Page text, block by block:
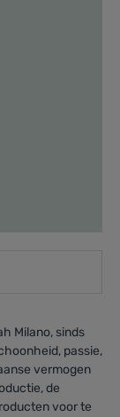
Milano, sinds
passie,
vermogen
de
voor te